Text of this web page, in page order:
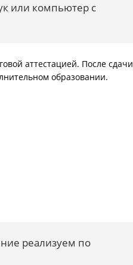
или компьютер с
аттестацией. После сдачи
образовании.
реализуем по